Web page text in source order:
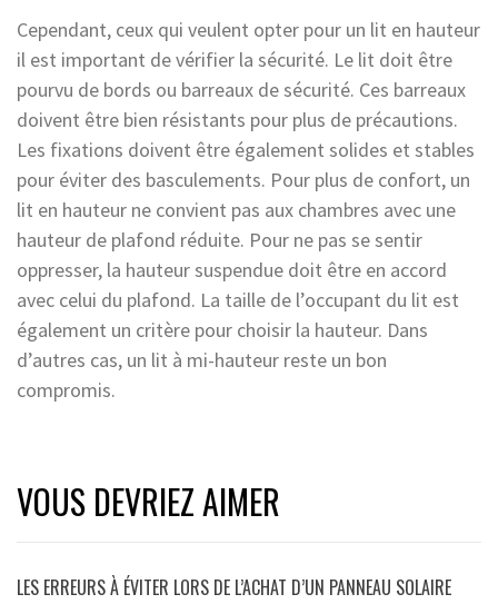
Cependant, ceux qui veulent opter pour un lit en hauteur
il est important de vérifier la sécurité. Le lit doit être
pourvu de bords ou barreaux de sécurité. Ces barreaux
doivent être bien résistants pour plus de précautions.
Les fixations doivent être également solides et stables
pour éviter des basculements. Pour plus de confort, un
lit en hauteur ne convient pas aux chambres avec une
hauteur de plafond réduite. Pour ne pas se sentir
oppresser, la hauteur suspendue doit être en accord
avec celui du plafond. La taille de l’occupant du lit est
également un critère pour choisir la hauteur. Dans
d’autres cas, un lit à mi-hauteur reste un bon
compromis.
VOUS DEVRIEZ AIMER
LES ERREURS À ÉVITER LORS DE L’ACHAT D’UN PANNEAU SOLAIRE